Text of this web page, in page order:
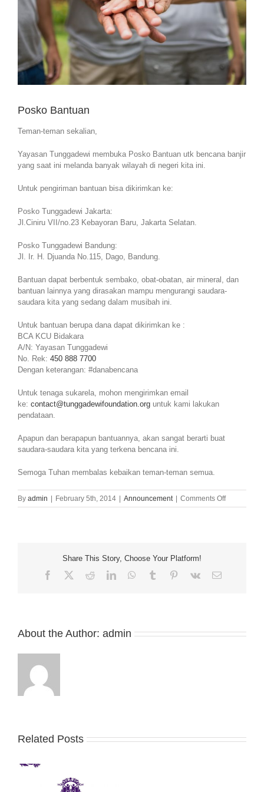
Posko Bantuan
Teman-teman sekalian,
Yayasan Tunggadewi membuka Posko Bantuan utk bencana banjir
yang saat ini melanda banyak wilayah di negeri kita ini.
Untuk pengiriman bantuan bisa dikirimkan ke:
Posko Tunggadewi Jakarta:
Jl.Ciniru VII/no.23 Kebayoran Baru, Jakarta Selatan.
Posko Tunggadewi Bandung:
Jl. Ir. H. Djuanda No.115, Dago, Bandung.
Bantuan dapat berbentuk sembako, obat-obatan, air mineral, dan
bantuan lainnya yang dirasakan mampu mengurangi saudara-
saudara kita yang sedang dalam musibah ini.
Untuk bantuan berupa dana dapat dikirimkan ke :
BCA KCU Bidakara
A/N: Yayasan Tunggadewi
No. Rek: 450 888 7700
Dengan keterangan: #danabencana
Untuk tenaga sukarela, mohon mengirimkan email
ke: contact@tunggadewifoundation.org untuk kami lakukan
pendataan.
Apapun dan berapapun bantuannya, akan sangat berarti buat
saudara-saudara kita yang terkena bencana ini.
Semoga Tuhan membalas kebaikan teman-teman semua.
By admin | February 5th, 2014 | Announcement | Comments Offon
Posko
Share This Story, Choose Your Platform!
Facebook RedditLinkedInWhatsApp
Tumblr Pinterest
Vk Email
About the Author: admin
Related Posts